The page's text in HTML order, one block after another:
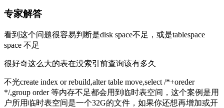
专家解答
看到这个问题很容易判断是disk space不足，或是tablespace
space 不足
很好奇这么大的表在没索引前查询该有多久
不光create index or rebuild,alter table move,select /*+oreder
*/,group order 等内存不足都会用到临时表空间，这个案例是用
户所用临时表空间是一个32G的文件，如果你还想再增加或开